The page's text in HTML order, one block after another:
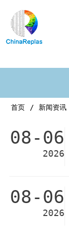
首页 新闻资讯
08-06
2026
08-06
2026